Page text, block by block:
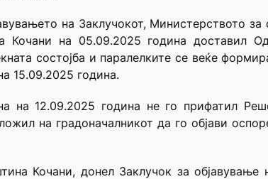
на Заклучокот, Министерството
Кочани на 05.09.2025 година доставил
состојба и паралелките се веќе
15.09.2025 година.
на 12.09.2025 година не го прифатил
на градоначалникот да го објави
Кочани, донел Заклучок за објавување